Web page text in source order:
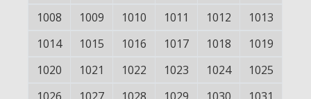
1008
1009 1010 1011 1012
1013
1014
1015 1016 1017 1018
1019
1020
1021 1022 1023 1024
1025